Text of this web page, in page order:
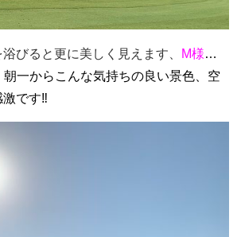
びると更に美しく見えます、 M様
一からこんな気持ちの良い景色、空
です‼️